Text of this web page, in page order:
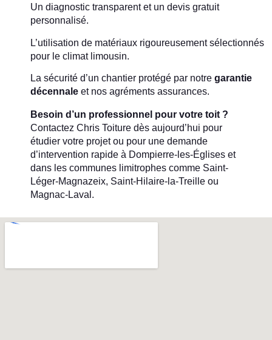
Un diagnostic transparent et un devis gratuit
personnalisé.
L’utilisation de matériaux rigoureusement sélectionnés
pour le climat limousin.
La sécurité d’un chantier protégé par notre garantie
décennale et nos agréments assurances.
Besoin d’un professionnel pour votre toit ?
Contactez Chris Toiture dès aujourd’hui pour
étudier votre projet ou pour une demande
d’intervention rapide à Dompierre-les-Églises et
dans les communes limitrophes comme Saint-
Léger-Magnazeix, Saint-Hilaire-la-Treille ou
Magnac-Laval.